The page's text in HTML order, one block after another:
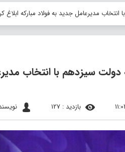
مدیرعامل جدید به فولاد مبارکه ابلاغ
سیزدهم با انتخاب
بازدید : 127